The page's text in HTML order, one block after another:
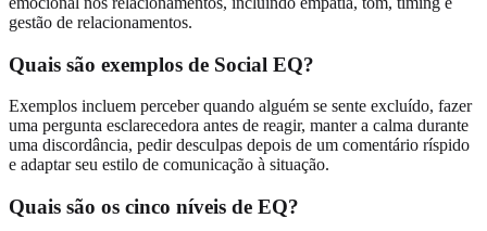
gestão de relacionamentos.
Quais são exemplos de Social EQ?
Exemplos incluem perceber quando alguém se sente excluído, fazer
uma pergunta esclarecedora antes de reagir, manter a calma durante
uma discordância, pedir desculpas depois de um comentário ríspido
e adaptar seu estilo de comunicação à situação.
Quais são os cinco níveis de EQ?